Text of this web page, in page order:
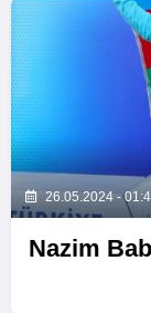
26.05.2024 -
Nazim